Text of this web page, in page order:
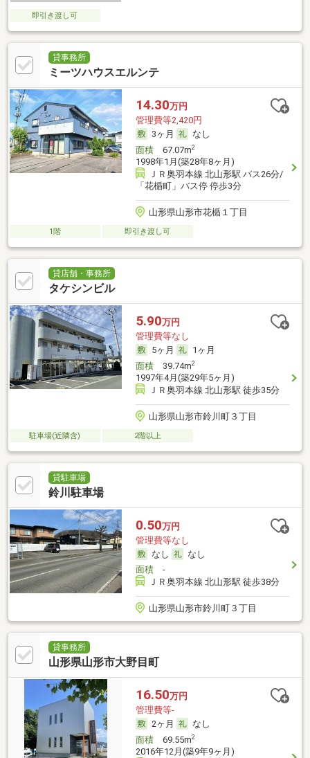
即引き渡し可
貸事務所
ミーツハウスエルンテ
14.30万円
管理費等2,420円
3ヶ月
なし
面積67.07m2
1998年1月(築28年8ヶ月)
ＪＲ奥羽本線 北山形駅 バス26分/
「花楯町」バス停 停歩3分
山形県山形市花楯１丁目
1階 即引き渡し可
貸店舗・事務所
タケシンビル
5.90万円
管理費等なし
5ヶ月
1ヶ月
面積39.74m2
1997年4月(築29年5ヶ月)
ＪＲ奥羽本線 北山形駅 徒歩35分
山形県山形市鈴川町３丁目
駐車場(近隣含) 2階以上
貸駐車場
鈴川駐車場
0.50万円
管理費等なし
なし
なし
面積-
ＪＲ奥羽本線 北山形駅 徒歩38分
山形県山形市鈴川町３丁目
貸事務所
山形県山形市大野目町
16.50万円
管理費等-
2ヶ月
なし
面積69.55m2
2016年12月(築9年9ヶ月)